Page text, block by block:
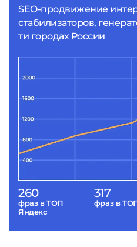
SEO-продвижение
стабилизаторов,
ти городах России
260
фраз в ТОП
Яндекс
317
фраз в